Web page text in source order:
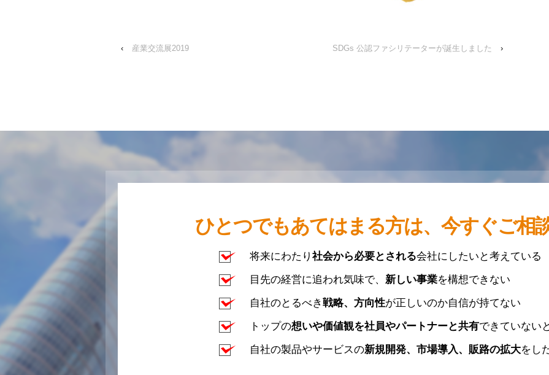
‹ 産業交流展2019 SDGs 公認ファシリテーターが誕生しました ›
ひとつでもあてはまる方は、今すぐご相
将来にわたり 社会から必要とされる会社にしたいと考えている
目先の経営に追われ気味で、 新しい事業を構想できない
自社のとるべき戦略、方向性が正しいのか自信が持てない
トップの想いや価値観を社員やパートナーと共有できていない
自社の製品やサービスの新規開発、市場導入、販路の拡大をし